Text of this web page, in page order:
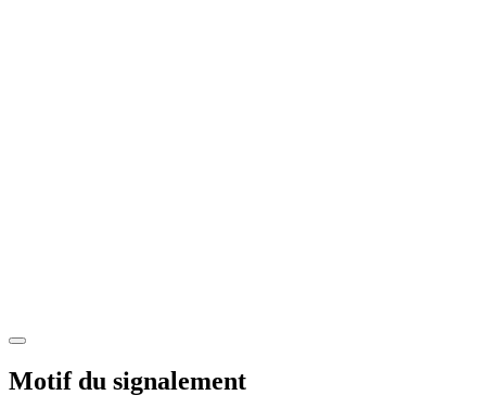
Motif du signalement